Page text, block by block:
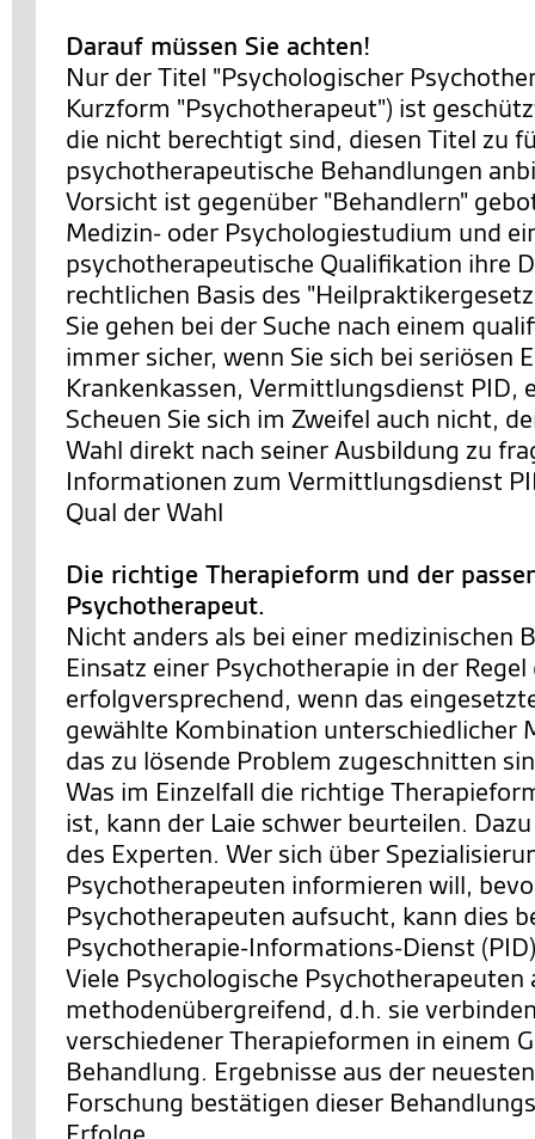
Darauf müssen Sie achten!
Nur der Titel "Psychologischer
Kurzform "Psychotherapeut") ist
die nicht berechtigt sind, diesen Titel zu
psychotherapeutische Behandlungen
Vorsicht ist gegenüber "Behandlern"
Medizin- oder Psychologiestudium und
psychotherapeutische Qualifikation ihre
rechtlichen Basis des
Sie gehen bei der Suche nach einem
immer sicher, wenn Sie sich bei seriösen
Krankenkassen, Vermittlungsdienst PID,
Scheuen Sie sich im Zweifel auch nicht,
Wahl direkt nach seiner Ausbildung zu
Informationen zum Vermittlungsdienst
Qual der Wahl
Die richtige Therapieform und der
Psychotherapeut.
Nicht anders als bei einer medizinischen
Einsatz einer Psychotherapie in der
erfolgversprechend, wenn das
gewählte Kombination unterschiedlicher
das zu lösende Problem zugeschnitten
Was im Einzelfall die richtige
ist, kann der Laie schwer beurteilen.
des Experten. Wer sich über
Psychotherapeuten informieren will,
Psychotherapeuten aufsucht, kann dies
Psychotherapie-Informations-Dienst
Viele Psychologische
methodenübergreifend, d.h. sie
verschiedener Therapieformen in einem
Behandlung. Ergebnisse aus der
Forschung bestätigen dieser